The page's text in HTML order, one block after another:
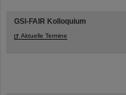
GSI-FAIR Kolloquium
Aktuelle Termine